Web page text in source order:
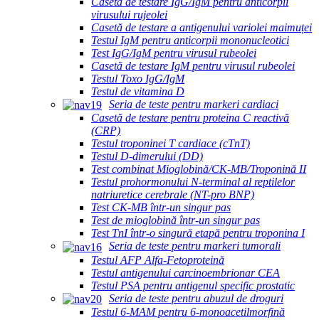
virusului rujeolei
Casetă de testare a antigenului variolei maimuței
Testul IgM pentru anticorpii mononucleotici
Test IgG/IgM pentru virusul rubeolei
Casetă de testare IgM pentru virusul rubeolei
Testul Toxo IgG/IgM
Testul de vitamina D
Seria de teste pentru markeri cardiaci
Casetă de testare pentru proteina C reactivă
(CRP)
Testul troponinei T cardiace (cTnT)
Testul D-dimerului (DD)
Test combinat Mioglobină/CK-MB/Troponină II
Testul prohormonului N-terminal al reptilelor
natriuretice cerebrale (NT-pro BNP)
Test CK-MB într-un singur pas
Test de mioglobină într-un singur pas
Test TnI într-o singură etapă pentru troponina I
Seria de teste pentru markeri tumorali
Testul AFP Alfa-Fetoproteină
Testul antigenului carcinoembrionar CEA
Testul PSA pentru antigenul specific prostatic
Seria de teste pentru abuzul de droguri
Testul 6-MAM pentru 6-monoacetilmorfină